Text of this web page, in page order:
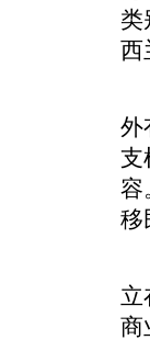
类
西
外
支
容
移
立
商